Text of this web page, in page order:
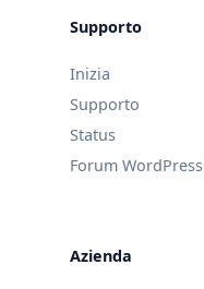
Supporto
Inizia
Supporto
Status
Forum WordPress
Azienda